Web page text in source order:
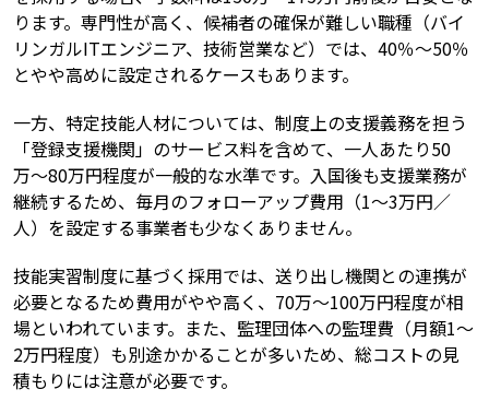
ります。専門性が高く、候補者の確保が難しい職種（バイ
リンガルITエンジニア、技術営業など）では、40％〜50％
とやや高めに設定されるケースもあります。
一方、特定技能人材については、制度上の支援義務を担う
「登録支援機関」のサービス料を含めて、一人あたり50
万〜80万円程度が一般的な水準です。入国後も支援業務が
継続するため、毎月のフォローアップ費用（1〜3万円／
人）を設定する事業者も少なくありません。
技能実習制度に基づく採用では、送り出し機関との連携が
必要となるため費用がやや高く、70万〜100万円程度が相
場といわれています。また、監理団体への監理費（月額1〜
2万円程度）も別途かかることが多いため、総コストの見
積もりには注意が必要です。